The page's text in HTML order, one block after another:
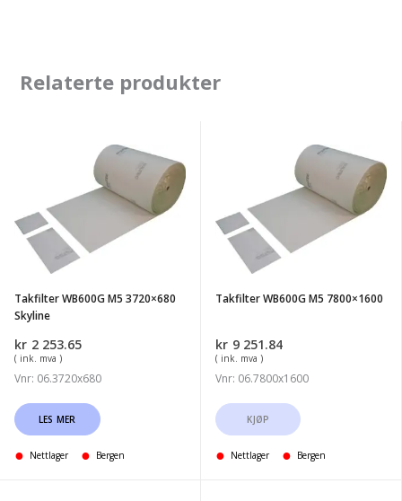
Relaterte produkter
3720x680
Skyline
Takfilter WB600G M5 3720×680
Skyline
kr 2 253.65
( ink. mva )
Vnr: 06.3720x680
LES MER
Nettlager Bergen
7800x1600
Takfilter WB600G M5 7800×1600
kr 9 251.84
( ink. mva )
Vnr: 06.7800x1600
KJØP
Nettlager Bergen